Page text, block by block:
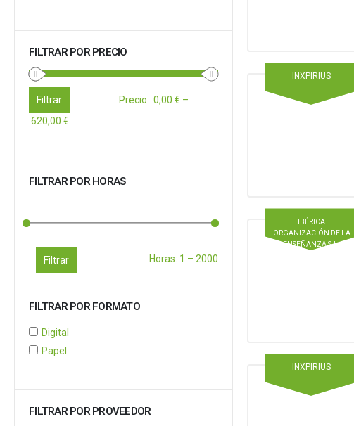
INXPIRIUS
IBÉRICA
ORGANIZACIÓN DE LA
ENSEÑANZA S.L.
INXPIRIUS
FILTRAR POR PRECIO
Filtrar Precio: 0,00 € –
620,00 €
FILTRAR POR HORAS
Filtrar Horas: 1 – 2000
FILTRAR POR FORMATO
Digital
Papel
FILTRAR POR PROVEEDOR